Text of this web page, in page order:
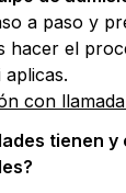
a paso y
hacer el
con
tienen y